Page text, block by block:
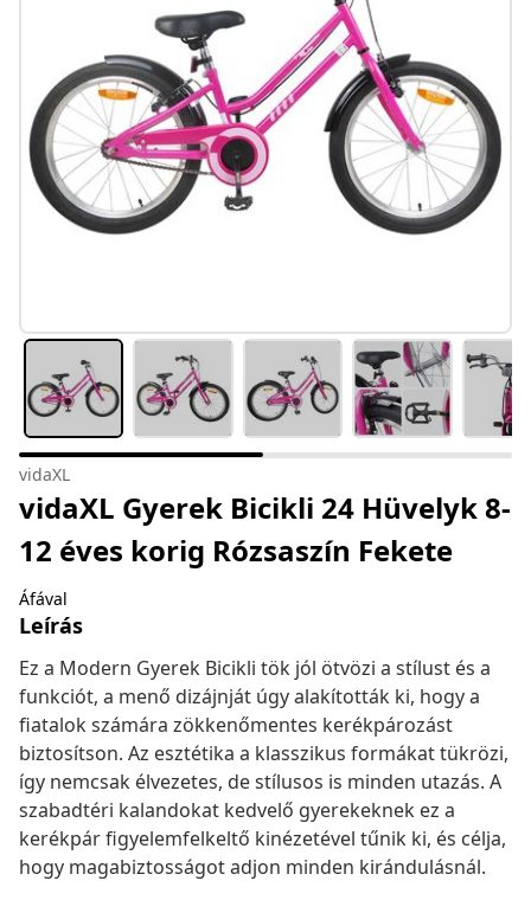
vidaXL
vidaXL Gyerek Bicikli 24 Hüvelyk 8-
12 éves korig Rózsaszín Fekete
Áfával
Leírás
Ez a Modern Gyerek Bicikli tök jól ötvözi a stílust és a
funkciót, a menő dizájnját úgy alakították ki, hogy a
fiatalok számára zökkenőmentes kerékpározást
biztosítson. Az esztétika a klasszikus formákat tükrözi,
így nemcsak élvezetes, de stílusos is minden utazás. A
szabadtéri kalandokat kedvelő gyerekeknek ez a
kerékpár figyelemfelkeltő kinézetével tűnik ki, és célja,
hogy magabiztosságot adjon minden kirándulásnál.